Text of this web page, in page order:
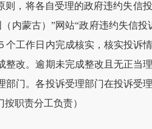
，将各自受理的政府违约失信
内蒙古）”网站“政府违约失信
工作日内完成核实，核实投诉
改。逾期未完成整改且无正当
门。各投诉受理部门在投诉受
职责分工负责）